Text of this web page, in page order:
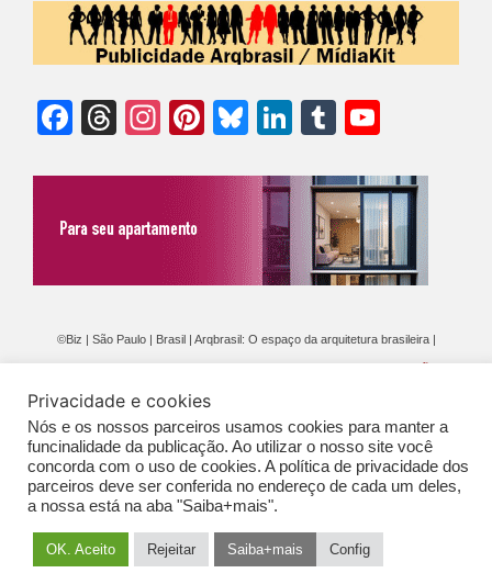
Facebook
Threads
Instagram
Pinterest
Bluesky
LinkedIn
Tumblr
©Biz | São Paulo | Brasil | Arqbrasil: O espaço da arquitetura brasileira |
GERAIS DE PUBLICAÇÃO (CGP
Privacidade e cookies
Nós e os nossos parceiros usamos cookies para manter a
funcinalidade da publicação. Ao utilizar o nosso site você
concorda com o uso de cookies. A política de privacidade dos
parceiros deve ser conferida no endereço de cada um deles,
a nossa está na aba "Saiba+mais".
OK. Aceito Rejeitar Saiba+mais Config